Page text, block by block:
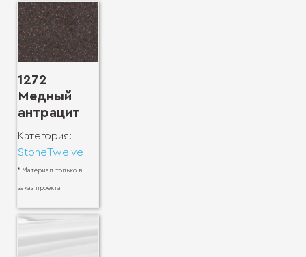
1272
Медный
антрацит
Категория:
StoneTwelve
* Материал только в
заказ проекта